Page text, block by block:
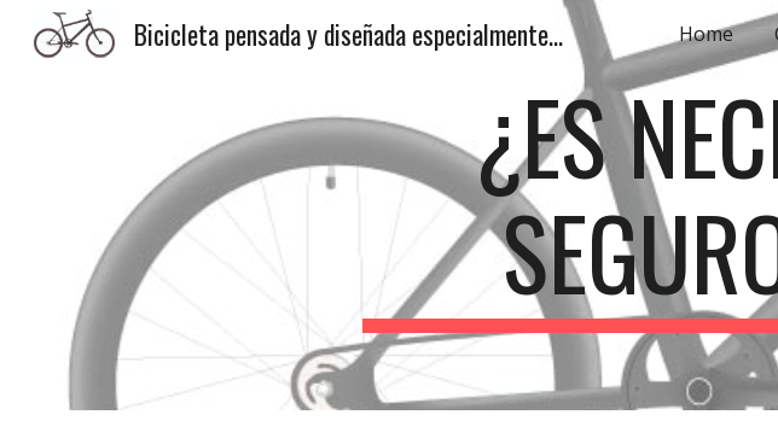
Skip to main content
Bicicleta pensada y diseñada especialmente para la Movilidad Urbana. Home
¿ES